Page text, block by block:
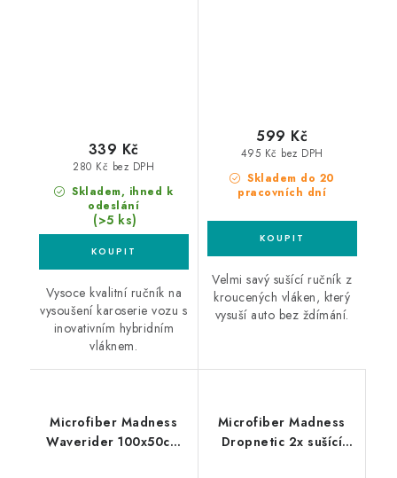
Skladem, ihned k
odeslání
(>5 ks)
280 Kč bez DPH
339 Kč
Vysoce kvalitní ručník na
vysoušení karoserie vozu s
inovativním hybridním
vláknem.
Skladem do 20
pracovních dní
495 Kč bez DPH
599 Kč
Velmi savý sušící ručník z
kroucených vláken, který
vysuší auto bez ždímání.
Microfiber Madness
Waverider 100x50cm
Microfiber Madness
Dropnetic 2x sušící